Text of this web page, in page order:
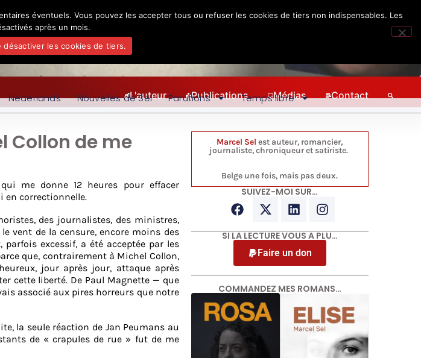
L'auteur Publications Médias Contact
Nederlands Nouvelles de Sel Parutions Temps libre
Collon de me
me donne 12 heures pour effacer
en correctionnelle.
des journalistes, des ministres,
vent de la censure, encore moins des
excessif, a été acceptée par les
que, contrairement à Michel Collon,
jour après jour, attaque après
cette liberté. De Paul Magnette — que
associé aux pires horreurs que notre
la seule réaction de Jan Peumans au
de « crapules de rue » fut de me
Marcel Sel est auteur, romancier,
journaliste, chroniqueur et satiriste.
Belge une fois, mais pas deux.
SUIVEZ-MOI SUR…
SI LA LECTURE VOUS A PLU…
Faire un don
COMMANDEZ MES ROMANS…
éventuels. Vous pouvez les accepter tous ou refuser les cookies de tiers non indispensables. Les
après un mois.
désactiver les cookies de tiers.